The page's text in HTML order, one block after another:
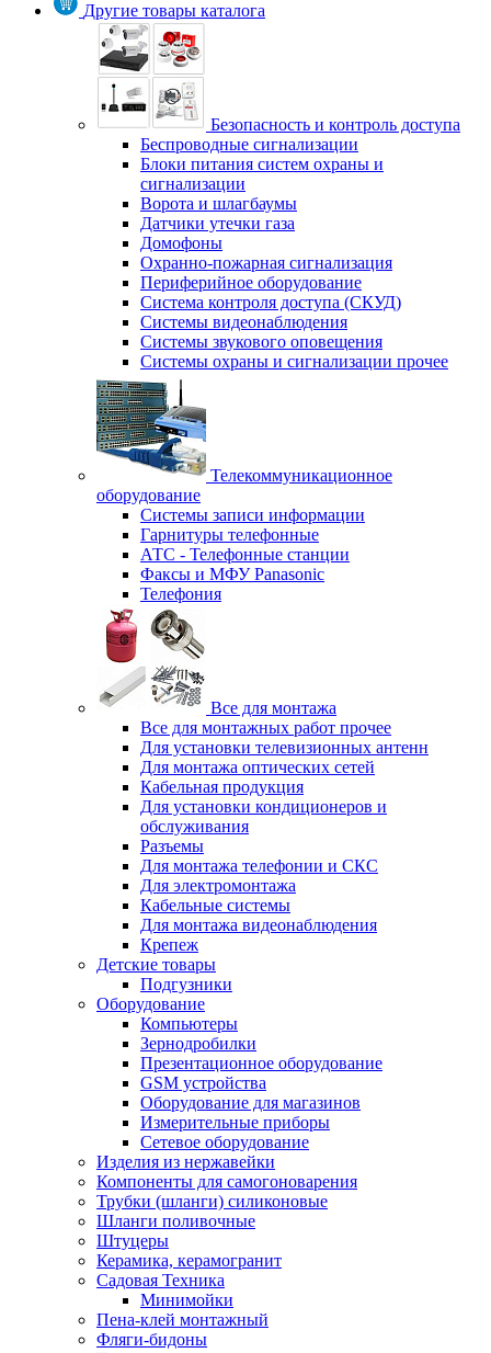
Другие товары каталога
Безопасность и контроль доступа
Беспроводные сигнализации
Блоки питания систем охраны и
сигнализации
Ворота и шлагбаумы
Датчики утечки газа
Домофоны
Охранно-пожарная сигнализация
Периферийное оборудование
Система контроля доступа (СКУД)
Системы видеонаблюдения
Системы звукового оповещения
Системы охраны и сигнализации прочее
Телекоммуникационное
оборудование
Системы записи информации
Гарнитуры телефонные
АТС - Телефонные станции
Факсы и МФУ Panasonic
Телефония
Все для монтажа
Все для монтажных работ прочее
Для установки телевизионных антенн
Для монтажа оптических сетей
Кабельная продукция
Для установки кондиционеров и
обслуживания
Разъемы
Для монтажа телефонии и СКС
Для электромонтажа
Кабельные системы
Для монтажа видеонаблюдения
Крепеж
Детские товары
Подгузники
Оборудование
Компьютеры
Зернодробилки
Презентационное оборудование
GSM устройства
Оборудование для магазинов
Измерительные приборы
Сетевое оборудование
Изделия из нержавейки
Компоненты для самогоноварения
Трубки (шланги) силиконовые
Шланги поливочные
Штуцеры
Керамика, керамогранит
Садовая Техника
Минимойки
Пена-клей монтажный
Фляги-бидоны